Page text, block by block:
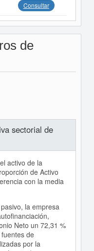
Consultar
de
sectorial de
activo de la
de Activo
con la media
la empresa
Neto un 72,31 %
de
por la